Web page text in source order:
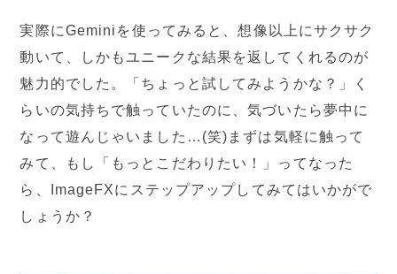
実際にGeminiを使ってみると、想像以上にサクサク
動いて、しかもユニークな結果を返してくれるのが
魅力的でした。「ちょっと試してみようかな？」く
らいの気持ちで触っていたのに、気づいたら夢中に
なって遊んじゃいました…(笑)まずは気軽に触って
みて、もし「もっとこだわりたい！」ってなった
ら、ImageFXにステップアップしてみてはいかがで
しょうか？